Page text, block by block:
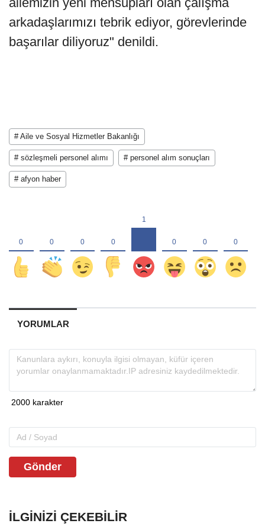
arkadaşlarımızı tebrik ediyor, görevlerinde
başarılar diliyoruz" denildi.
# Aile ve Sosyal Hizmetler Bakanlığı
# sözleşmeli personel alımı # personel alım sonuçları
# afyon haber
YORUMLAR
Gönder
İLGINIZI ÇEKEBILIR